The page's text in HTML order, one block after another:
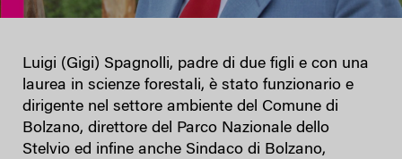
Luigi (Gigi) Spagnolli, padre di due figli e con una
laurea in scienze forestali, è stato funzionario e
dirigente nel settore ambiente del Comune di
Bolzano, direttore del Parco Nazionale dello
Stelvio ed infine anche Sindaco di Bolzano,